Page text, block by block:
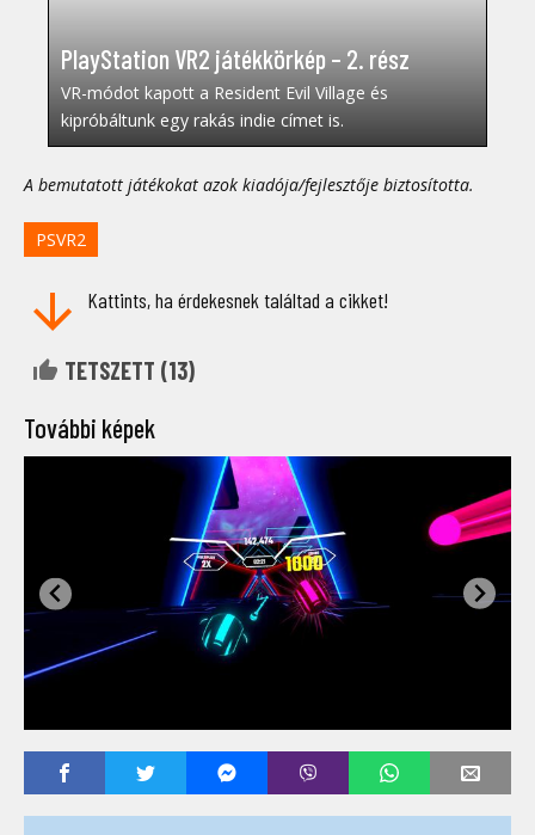
PlayStation VR2 játékkörkép – 2. rész
VR-módot kapott a Resident Evil Village és
kipróbáltunk egy rakás indie címet is.
A bemutatott játékokat azok kiadója/fejlesztője biztosította.
PSVR2
Kattints, ha érdekesnek találtad a cikket!
TETSZETT (13)
További képek